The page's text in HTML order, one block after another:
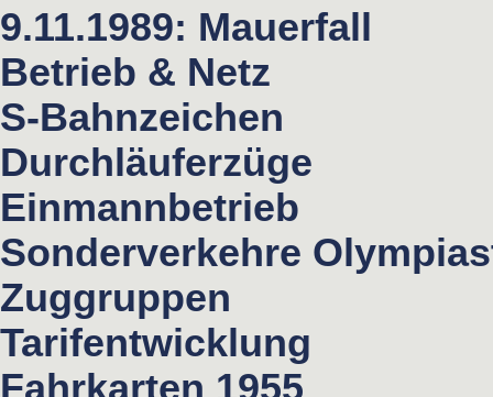
9.11.1989: Mauerfall
Betrieb & Netz
S-Bahnzeichen
Durchläuferzüge
Einmannbetrieb
Sonderverkehre
Zuggruppen
Tarifentwicklung
Fahrkarten 1955